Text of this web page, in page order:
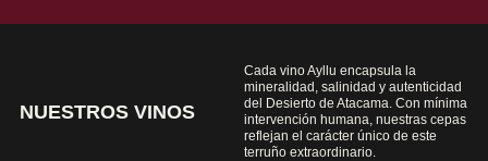
NUESTROS VINOS
Cada vino Ayllu encapsula la
mineralidad, salinidad y autenticidad
del Desierto de Atacama. Con mínima
intervención humana, nuestras cepas
reflejan el carácter único de este
terruño extraordinario.